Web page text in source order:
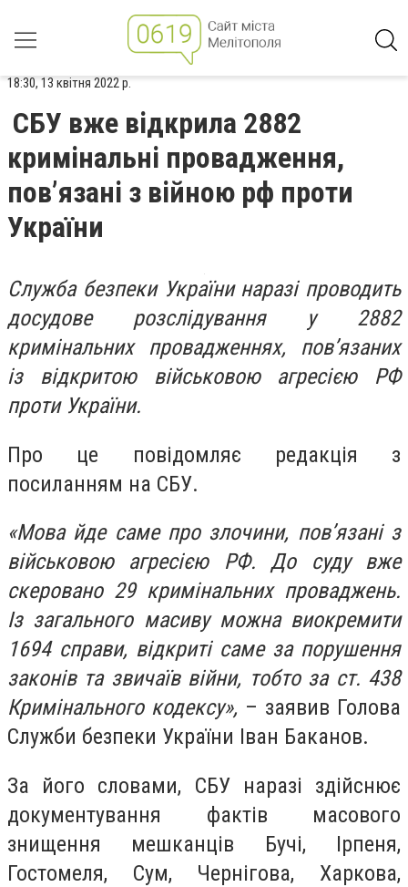
18:30, 13 квітня 2022 р.
​​СБУ вже відкрила 2882
кримінальні провадження,
пов’язані з війною рф проти
України
Служба безпеки України наразі проводить
досудове розслідування у 2882
кримінальних провадженнях, пов’язаних
із відкритою військовою агресією РФ
проти України.
Про це повідомляє редакція з
посиланням на СБУ.
«Мова йде саме про злочини, пов’язані з
військовою агресією РФ. До суду вже
скеровано 29 кримінальних проваджень.
Із загального масиву можна виокремити
1694 справи, відкриті саме за порушення
законів та звичаїв війни, тобто за ст. 438
Кримінального кодексу», – заявив Голова
Служби безпеки України Іван Баканов.
За його словами, СБУ наразі здійснює
документування фактів масового
знищення мешканців Бучі, Ірпеня,
Гостомеля, Сум, Чернігова, Харкова,